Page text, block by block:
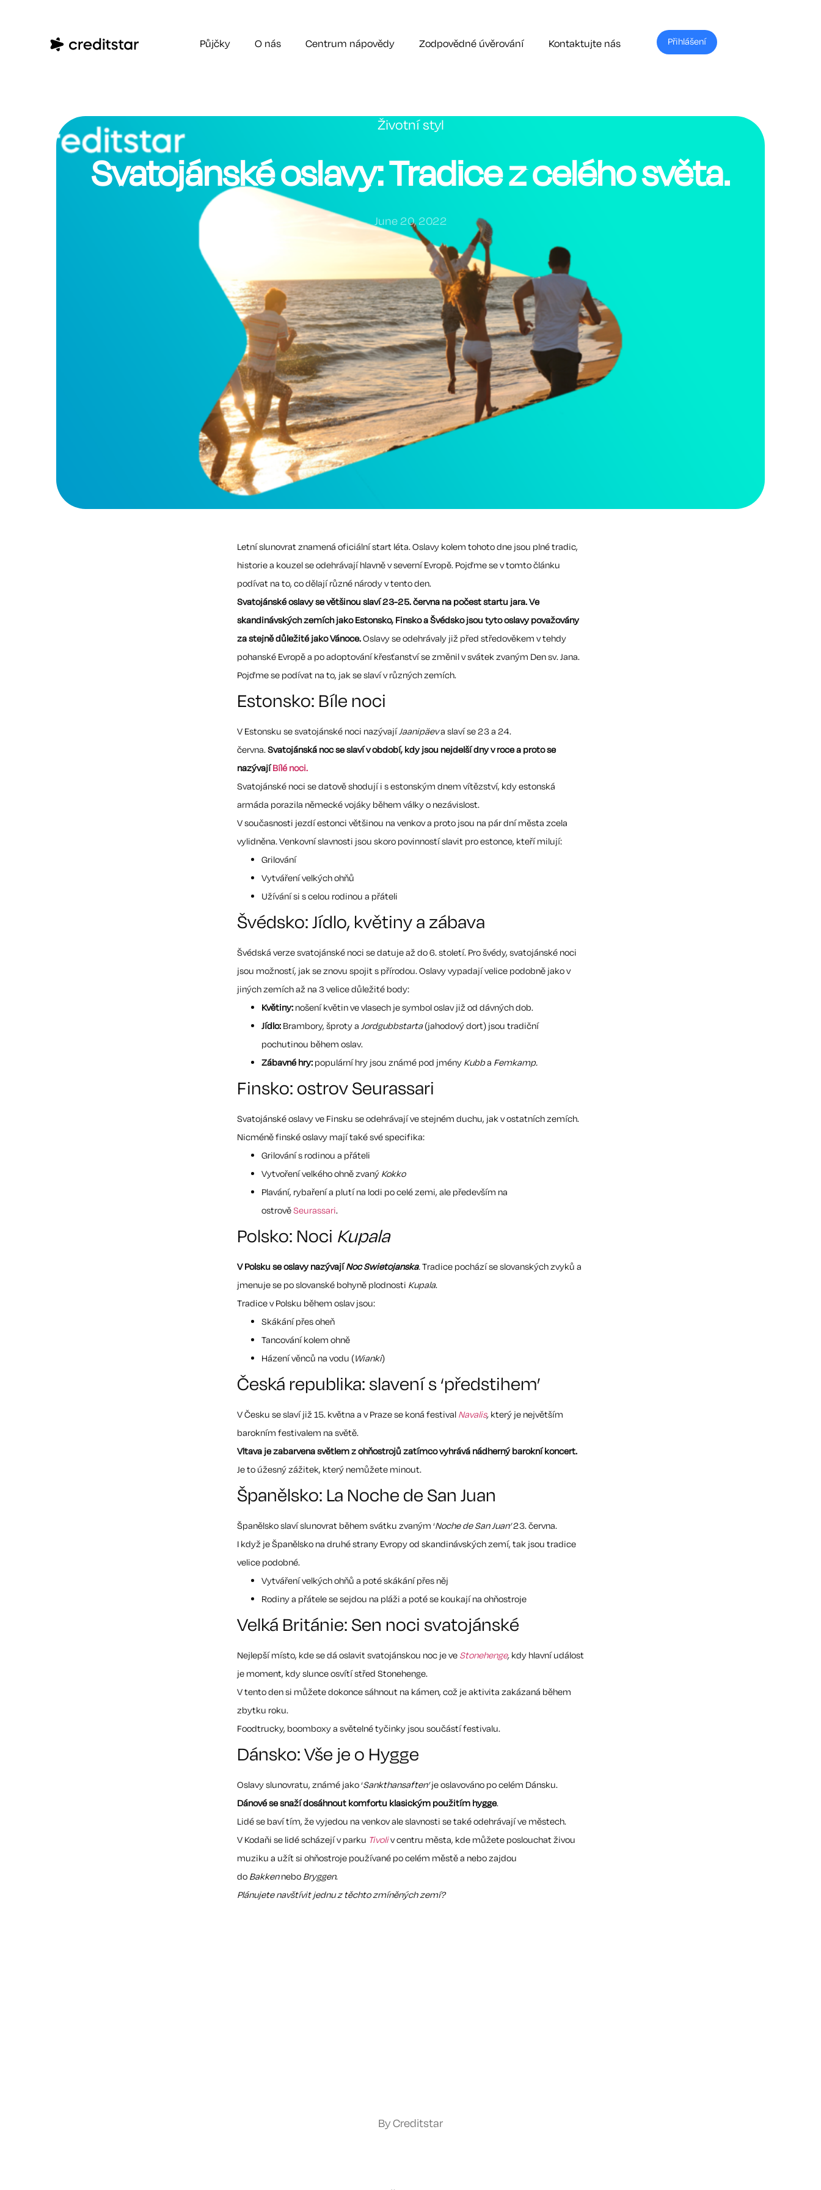
Půjčky O nás Centrum nápovědy Zodpovědné úvěrování Kontaktujte nás Přihlášení
Životní styl
Svatojánské oslavy: Tradice z celého světa.
June 20, 2022
Letní slunovrat znamená oficiální start léta. Oslavy kolem tohoto dne jsou plné tradic,
historie a kouzel se odehrávají hlavně v severní Evropě. Pojďme se v tomto článku
podívat na to, co dělají různé národy v tento den.
Svatojánské oslavy se většinou slaví 23-25. června na počest startu jara. Ve
skandinávských zemích jako Estonsko, Finsko a Švédsko jsou tyto oslavy považovány
za stejně důležité jako Vánoce.Oslavy se odehrávaly již před středověkem v tehdy
pohanské Evropě a po adoptování křesťanství se změnil v svátek zvaným Den sv. Jana.
Pojďme se podívat na to, jak se slaví v různých zemích.
Estonsko: Bíle noci
V Estonsku se svatojánské noci nazývajíJaanipäeva slaví se 23 a 24.
června.Svatojánská noc se slaví v období, kdy jsou nejdelší dny v roce a proto se
nazývajíBílé noci.
Svatojánské noci se datově shodují i s estonským dnem vítězství, kdy estonská
armáda porazila německé vojáky během války o nezávislost.
V současnosti jezdí estonci většinou na venkov a proto jsou na pár dní města zcela
vylidněna. Venkovní slavnosti jsou skoro povinností slavit pro estonce, kteří milují:
Grilování
Vytváření velkých ohňů
Užívání si s celou rodinou a přáteli
Švédsko: Jídlo, květiny a zábava
Švédská verze svatojánské noci se datuje až do 6. století. Pro švédy, svatojánské noci
jsou možností, jak se znovu spojit s přírodou. Oslavy vypadají velice podobně jako v
jiných zemích až na 3 velice důležité body:
Květiny:nošení květin ve vlasech je symbol oslav již od dávných dob.
Jídlo:Brambory, šproty aJordgubbstarta(jahodový dort) jsou tradiční
pochutinou během oslav.
Zábavné hry:populární hry jsou známé pod jményKubba Femkamp.
Finsko: ostrov Seurassari
Svatojánské oslavy ve Finsku se odehrávají ve stejném duchu, jak v ostatních zemích.
Nicméně finské oslavy mají také své specifika:
Grilování s rodinou a přáteli
Vytvoření velkého ohně zvanýKokko
Plavání, rybaření a plutí na lodi po celé zemi, ale především na
ostrověSeurassari.
Polsko: Noci Kupala
V Polsku se oslavy nazývajíNoc Swietojanska.Tradice pochází se slovanských zvyků a
jmenuje se po slovanské bohyně plodnosti Kupala.
Tradice v Polsku během oslav jsou:
Skákání přes oheň
Tancování kolem ohně
Házení věnců na vodu (Wianki)
Česká republika: slavení s ‘předstihem’
V Česku se slaví již 15. května a v Praze se koná festivalNavalis,který je největším
barokním festivalem na světě.
Vltava je zabarvena světlem z ohňostrojů zatímco vyhrává nádherný barokní koncert.
Je to úžesný zážitek, který nemůžete minout.
Španělsko: La Noche de San Juan
Španělsko slaví slunovrat během svátku zvaným ‘Noche de San Juan’23. června.
I když je Španělsko na druhé strany Evropy od skandinávských zemí, tak jsou tradice
velice podobné.
Vytváření velkých ohňů a poté skákání přes něj
Rodiny a přátele se sejdou na pláži a poté se koukají na ohňostroje
Velká Británie: Sen noci svatojánské
Nejlepší místo, kde se dá oslavit svatojánskou noc je veStonehenge,kdy hlavní událost
je moment, kdy slunce osvítí střed Stonehenge.
V tento den si můžete dokonce sáhnout na kámen, což je aktivita zakázaná během
zbytku roku.
Foodtrucky, boomboxy a světelné tyčinky jsou součástí festivalu.
Dánsko: Vše je o Hygge
Oslavy slunovratu, známé jako ‘Sankthansaften’je oslavováno po celém Dánsku.
Dánové se snaží dosáhnout komfortu klasickým použitím hygge.
Lidé se baví tím, že vyjedou na venkov ale slavnosti se také odehrávají ve městech.
V Kodaňi se lidé scházejí v parku Tivoliv centru města, kde můžete poslouchat živou
muziku a užít si ohňostroje používané po celém městě a nebo zajdou
doBakkenneboBryggen.
Plánujete navštívit jednu z těchto zmíněných zemí?
By Creditstar